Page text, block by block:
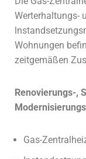
Werterhaltungs-
Wohnungen
zeitgemäßen
Renovierungs-,
Gas-